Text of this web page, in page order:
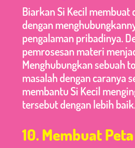
Biarkan Si Kecil membuat
dengan
pengalaman pribadinya.
pemrosesan materi
Menghubungkan sebuah
masalah dengan caranya
membantu Si Kecil
tersebut dengan lebih baik.
10. Membuat